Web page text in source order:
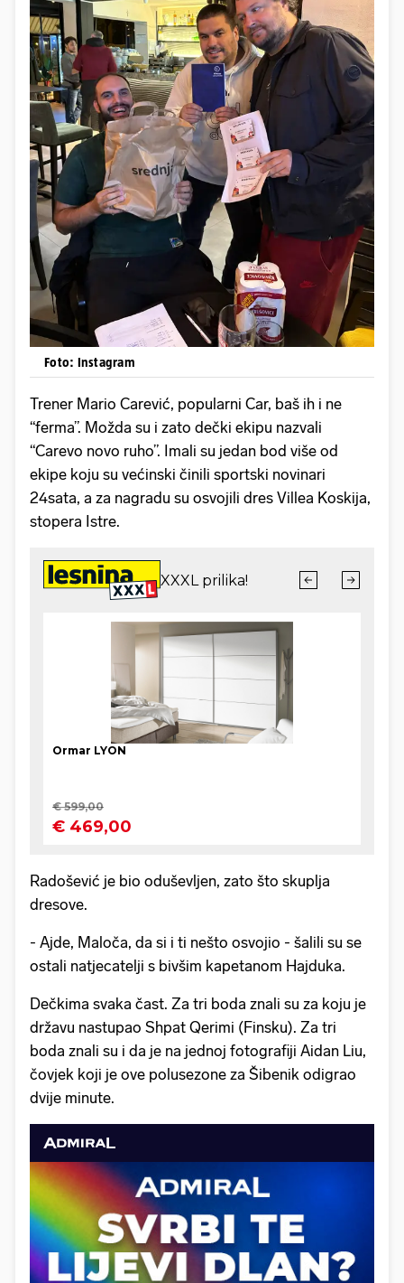
Foto: Instagram
Trener Mario Carević, popularni Car, baš ih i ne
“ferma”. Možda su i zato dečki ekipu nazvali
“Carevo novo ruho”. Imali su jedan bod više od
ekipe koju su većinski činili sportski novinari
24sata, a za nagradu su osvojili dres Villea Koskija,
stopera Istre.
Radošević je bio oduševljen, zato što skuplja
dresove.
- Ajde, Maloča, da si i ti nešto osvojio - šalili su se
ostali natjecatelji s bivšim kapetanom Hajduka.
Dečkima svaka čast. Za tri boda znali su za koju je
državu nastupao Shpat Qerimi (Finsku). Za tri
boda znali su i da je na jednoj fotografiji Aidan Liu,
čovjek koji je ove polusezone za Šibenik odigrao
dvije minute.